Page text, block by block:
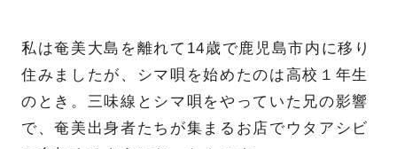
私は奄美大島を離れて14歳で鹿児島市内に移り
住みましたが、シマ唄を始めたのは高校１年生
のとき。三味線とシマ唄をやっていた兄の影響
で、奄美出身者たちが集まるお店でウタアシビ